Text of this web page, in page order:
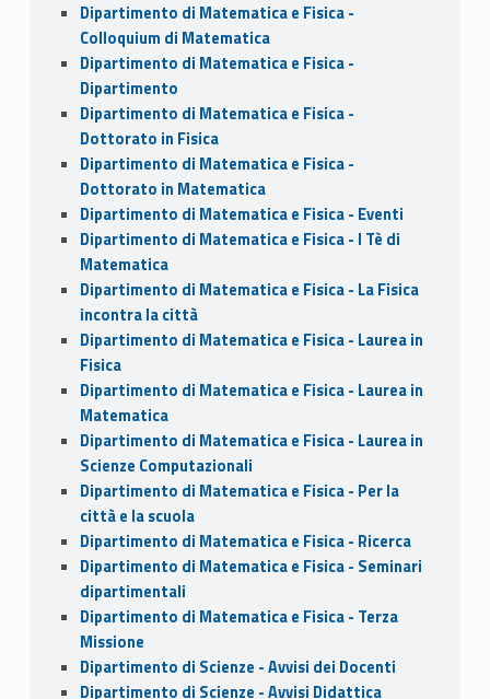
Dipartimento di Matematica e Fisica -
Colloquium di Matematica
Dipartimento di Matematica e Fisica -
Dipartimento
Dipartimento di Matematica e Fisica -
Dottorato in Fisica
Dipartimento di Matematica e Fisica -
Dottorato in Matematica
Dipartimento di Matematica e Fisica - Eventi
Dipartimento di Matematica e Fisica - I Tè di
Matematica
Dipartimento di Matematica e Fisica - La Fisica
incontra la città
Dipartimento di Matematica e Fisica - Laurea in
Fisica
Dipartimento di Matematica e Fisica - Laurea in
Matematica
Dipartimento di Matematica e Fisica - Laurea in
Scienze Computazionali
Dipartimento di Matematica e Fisica - Per la
città e la scuola
Dipartimento di Matematica e Fisica - Ricerca
Dipartimento di Matematica e Fisica - Seminari
dipartimentali
Dipartimento di Matematica e Fisica - Terza
Missione
Dipartimento di Scienze - Avvisi dei Docenti
Dipartimento di Scienze - Avvisi Didattica